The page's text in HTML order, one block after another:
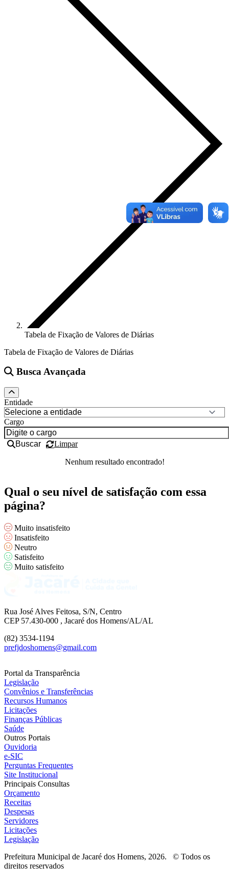
Tabela de Fixação de Valores de Diárias
Tabela de Fixação de Valores de Diárias
Busca Avançada
Entidade
Cargo
Buscar Limpar
Nenhum resultado encontrado!
Qual o seu nível de satisfação com essa
página?
Muito insatisfeito
Insatisfeito
Neutro
Satisfeito
Muito satisfeito
Rua José Alves Feitosa, S/N, Centro
CEP 57.430-000 , Jacaré dos Homens/AL/AL
(82) 3534-1194
prefjdoshomens@gmail.com
Portal da Transparência
Legislação
Convênios e Transferências
Recursos Humanos
Licitações
Finanças Públicas
Saúde
Outros Portais
Ouvidoria
e-SIC
Perguntas Frequentes
Site Institucional
Principais Consultas
Orçamento
Receitas
Despesas
Servidores
Licitações
Legislação
Prefeitura Municipal de Jacaré dos Homens, 2026. © Todos os
direitos reservados